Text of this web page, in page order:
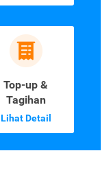
Top-up &
Tagihan
Lihat Detail